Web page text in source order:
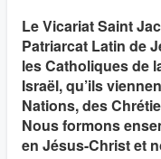
Le Vicariat Saint
Patriarcat Latin de
les Catholiques de
Israël, qu’ils
Nations, des
Nous formons
en Jésus-Christ et